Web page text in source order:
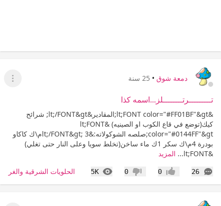
دمعة شوق • 25 سنة
عرض
تـــــــــرتــــــــلز...اسمه كذا
&lt;FONT color="#FF01BF"&gt;المقادير&lt;/FONT&gt; شرائح
كيك(توضع في قاع الكوب او الصينيه) &lt;FONT
color="#0144FF"&gt;صلصه الشوكولاته:&lt;/FONT&gt; 3م\ك كاكاو
بودرة 4م\ك سكر 1ك ماء ساخن(تخلط سويا وعلى النار حتى تغلي)
&lt;FONT...
المزيد
26
التعليقات إعجاب0 عدم إعجاب
0
5K
المشاهدات الحلويات الشرقية والغربية